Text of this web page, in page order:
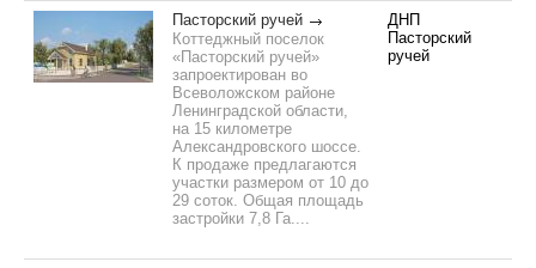
Пасторский ручей
Коттеджный поселок
«Пасторский ручей»
запроектирован во
Всеволожском районе
Ленинградской области,
на 15 километре
Александровского шоссе.
К продаже предлагаются
участки размером от 10 до
29 соток. Общая площадь
застройки 7,8 Га....
ДНП
Пасторский
ручей